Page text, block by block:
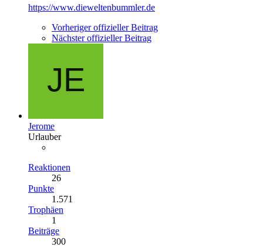
https://www.dieweltenbummler.de
Vorheriger offizieller Beitrag
Nächster offizieller Beitrag
Jerome
Urlauber
Reaktionen
26
Punkte
1.571
Trophäen
1
Beiträge
300